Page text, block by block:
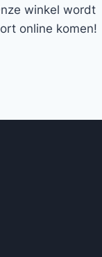
winkel wordt
online komen!